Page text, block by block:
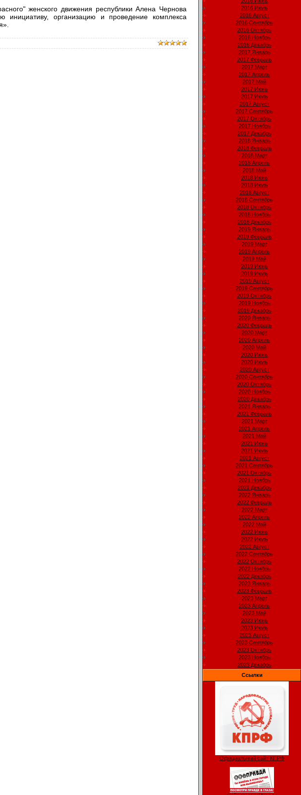
женского движения республики Алена Чернова
инициативу, организацию и проведение комплекса
2016 Июль
2016 Август
2016 Сентябрь
2016 Октябрь
2016 Ноябрь
2016 Декабрь
2017 Январь
2017 Февраль
2017 Март
2017 Апрель
2017 Май
2017 Июнь
2017 Июль
2017 Август
2017 Сентябрь
2017 Октябрь
2017 Ноябрь
2017 Декабрь
2018 Январь
2018 Февраль
2018 Март
2018 Апрель
2018 Май
2018 Июнь
2018 Июль
2018 Август
2018 Сентябрь
2018 Октябрь
2018 Ноябрь
2018 Декабрь
2019 Январь
2019 Февраль
2019 Март
2019 Апрель
2019 Май
2019 Июнь
2019 Июль
2019 Август
2019 Сентябрь
2019 Октябрь
2019 Ноябрь
2019 Декабрь
2020 Январь
2020 Февраль
2020 Март
2020 Апрель
2020 Май
2020 Июнь
2020 Июль
2020 Август
2020 Сентябрь
2020 Октябрь
2020 Ноябрь
2020 Декабрь
2021 Январь
2021 Февраль
2021 Март
2021 Апрель
2021 Май
2021 Июнь
2021 Июль
2021 Август
2021 Сентябрь
2021 Октябрь
2021 Ноябрь
2021 Декабрь
2022 Январь
2022 Февраль
2022 Март
2022 Апрель
2022 Май
2022 Июнь
2022 Июль
2022 Август
2022 Сентябрь
2022 Октябрь
2022 Ноябрь
2022 Декабрь
2023 Январь
2023 Февраль
2023 Март
2023 Апрель
2023 Май
2023 Июнь
2023 Июль
2023 Август
2023 Сентябрь
2023 Октябрь
2023 Ноябрь
2023 Декабрь
Ссылки
Официальный сайт КПРФ